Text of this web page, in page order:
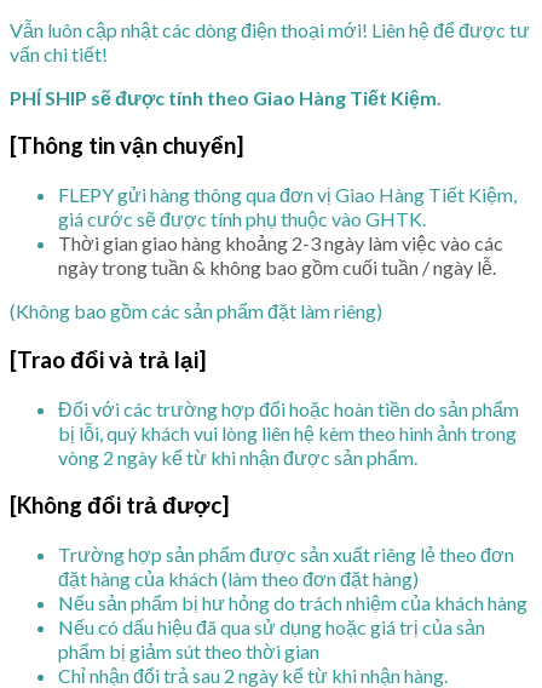
Vẫn luôn cập nhật các dòng điện thoại mới! Liên hệ để được tư
vấn chi tiết!
PHÍ SHIP sẽ được tính theo Giao Hàng Tiết Kiệm.
[Thông tin vận chuyển]
FLEPY gửi hàng thông qua đơn vị Giao Hàng Tiết Kiệm,
giá cước sẽ được tính phụ thuộc vào GHTK.
Thời gian giao hàng khoảng 2-3 ngày làm việc vào các
ngày trong tuần & không bao gồm cuối tuần / ngày lễ.
(Không bao gồm các sản phẩm đặt làm riêng)
[Trao đổi và trả lại]
Đối với các trường hợp đổi hoặc hoàn tiền do sản phẩm
bị lỗi, quý khách vui lòng liên hệ kèm theo hình ảnh trong
vòng 2 ngày kể từ khi nhận được sản phẩm.
[Không đổi trả được]
Trường hợp sản phẩm được sản xuất riêng lẻ theo đơn
đặt hàng của khách (làm theo đơn đặt hàng)
Nếu sản phẩm bị hư hỏng do trách nhiệm của khách hàng
Nếu có dấu hiệu đã qua sử dụng hoặc giá trị của sản
phẩm bị giảm sút theo thời gian
Chỉ nhận đổi trả sau 2 ngày kể từ khi nhận hàng.